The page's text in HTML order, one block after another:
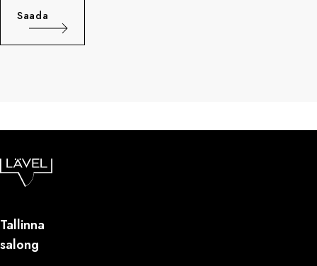
Saada
Tallinna
salong